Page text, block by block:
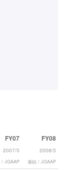
FY07
2007/3
/ JGAAP
FY08
2008/3
連結 / JGAAP